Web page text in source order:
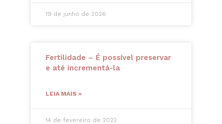
19 de junho de 2026
Fertilidade – É possível preservar
e até incrementá-la
LEIA MAIS »
14 de fevereiro de 2022